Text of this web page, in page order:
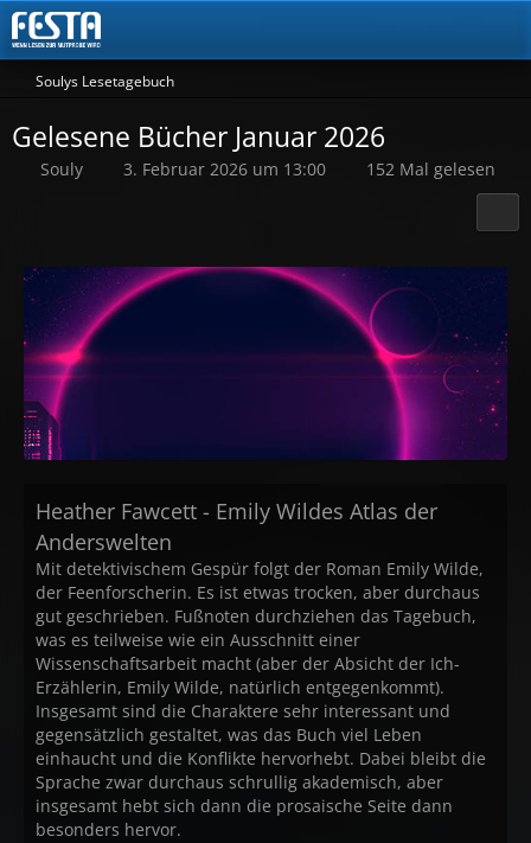
Soulys Lesetagebuch
Gelesene Bücher Januar 2026
Souly 3. Februar 2026 um 13:00 152 Mal gelesen
Heather Fawcett - Emily Wildes Atlas der
Anderswelten
Mit detektivischem Gespür folgt der Roman Emily Wilde,
der Feenforscherin. Es ist etwas trocken, aber durchaus
gut geschrieben. Fußnoten durchziehen das Tagebuch,
was es teilweise wie ein Ausschnitt einer
Wissenschaftsarbeit macht (aber der Absicht der Ich-
Erzählerin, Emily Wilde, natürlich entgegenkommt).
Insgesamt sind die Charaktere sehr interessant und
gegensätzlich gestaltet, was das Buch viel Leben
einhaucht und die Konflikte hervorhebt. Dabei bleibt die
Sprache zwar durchaus schrullig akademisch, aber
insgesamt hebt sich dann die prosaische Seite dann
besonders hervor.